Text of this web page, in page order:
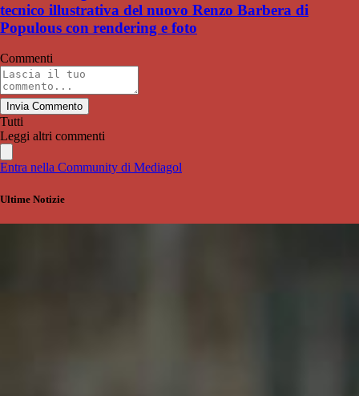
tecnico illustrativa del nuovo Renzo Barbera di
Populous con rendering e foto
Commenti
Invia Commento
Tutti
Leggi altri commenti
Entra nella Community di Mediagol
Ultime Notizie